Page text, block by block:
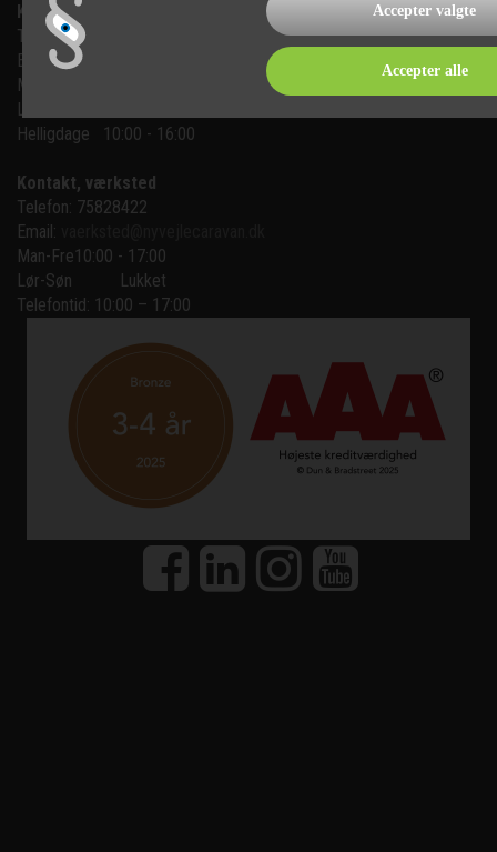
Kontakt, salg
Telefon: 75 82 84 22
Email:mail@nyvejlecaravan.dk
Man-Fre
Lør-Søn
Helligdage   10:00 - 16:00
Kontakt, værksted
Telefon: 75828422
Email:
Man-Fre10:00 - 17:00
Lør-Søn
Lukket
Telefontid: 10:00 – 17:00
Accepter valgte
Accepter alle